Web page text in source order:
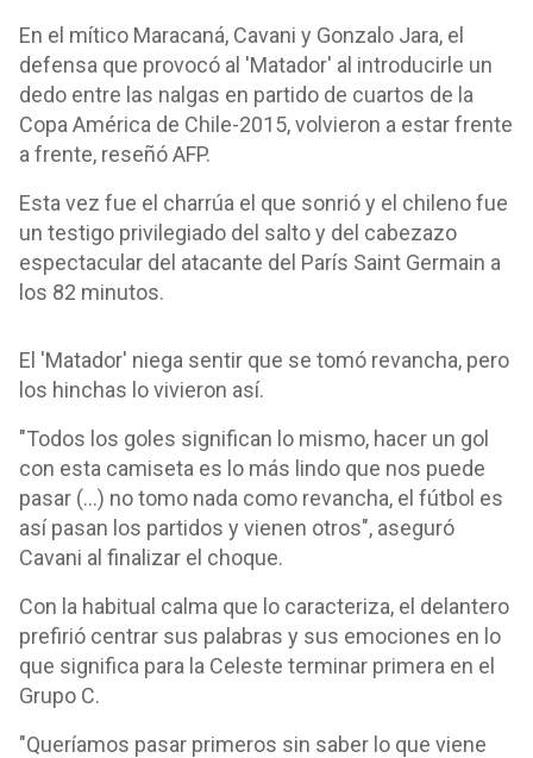
En el mítico Maracaná, Cavani y Gonzalo Jara, el
defensa que provocó al 'Matador' al introducirle un
dedo entre las nalgas en partido de cuartos de la
Copa América de Chile-2015, volvieron a estar frente
a frente, reseñó AFP.
Esta vez fue el charrúa el que sonrió y el chileno fue
un testigo privilegiado del salto y del cabezazo
espectacular del atacante del París Saint Germain a
los 82 minutos.
El 'Matador' niega sentir que se tomó revancha, pero
los hinchas lo vivieron así.
"Todos los goles significan lo mismo, hacer un gol
con esta camiseta es lo más lindo que nos puede
pasar (...) no tomo nada como revancha, el fútbol es
así pasan los partidos y vienen otros", aseguró
Cavani al finalizar el choque.
Con la habitual calma que lo caracteriza, el delantero
prefirió centrar sus palabras y sus emociones en lo
que significa para la Celeste terminar primera en el
Grupo C.
"Queríamos pasar primeros sin saber lo que viene